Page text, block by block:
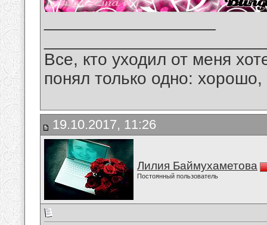
Все, кто уходил от меня
понял только одно:
19.10.2017, 11:26
Лилия Баймухаметова
Постоянный пользователь